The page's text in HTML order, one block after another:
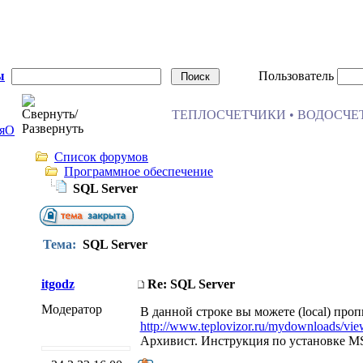
Пользователь
О
ТЕПЛОСЧЕТЧИКИ •
Список форумов
Программное обеспечение
SQL Server
Тема: SQL Server
itgodz
Re: SQL Server
Модератор
В данной строке вы можете (local)
http://www.teplovizor.ru/mydownloads/
Архивист. Инструкция по установке